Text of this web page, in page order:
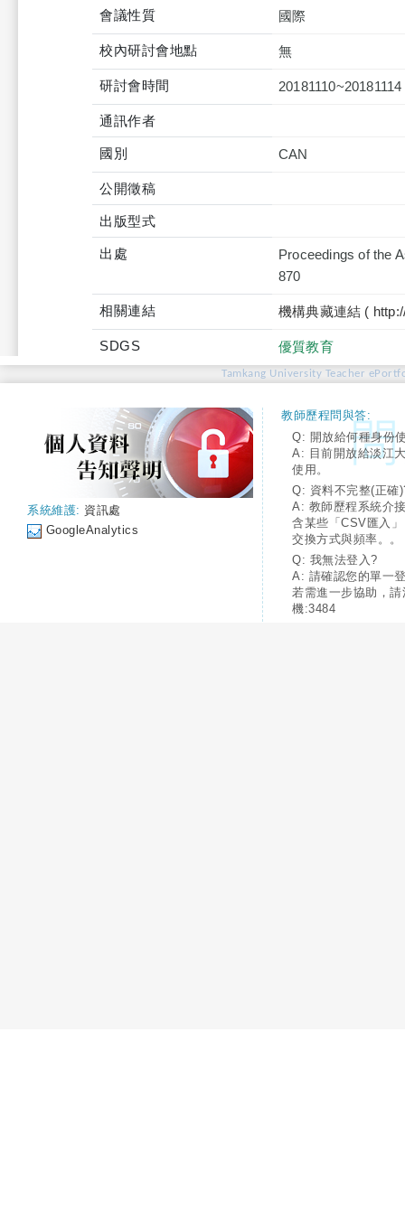
會議性質 國際
校內研討會地點 無
研討會時間 20181110~20181114
通訊作者
國別 CAN
公開徵稿
出版型式
出處
Proceedings of the
870
相關連結 機構典藏連結 (
SDGS 優質教育
Tamkang University Teacher
系統維護: 資訊處
GoogleAnalytics
教師歷程問與答:
Q: 開放給何種身份
A: 目前開放給淡江
使用。
Q: 資料不完整(正確
A: 教師歷程系統介
含某些「CSV匯入
交換方式與頻率。。
Q: 我無法登入?
A: 請確認您的單一
若需進一步協助，
機:3484